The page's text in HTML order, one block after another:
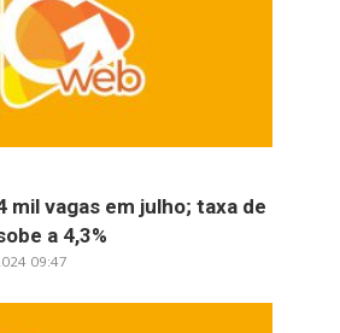
mil vagas em julho; taxa de
a 4,3%
09:47